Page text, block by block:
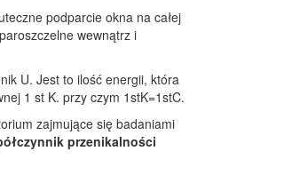
podparcie okna na całej
wewnątrz i
U. Jest to ilość energii, która
1 st K. przy czym 1stK=1stC.
zajmujące się badaniami
przenikalności